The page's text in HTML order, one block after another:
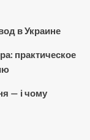
в Украине
практическое
— і чому